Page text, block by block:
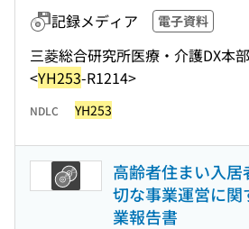
記録メディア 電子資料
三菱総合研究所医療・介護DX本部
<YH253-R1214>
NDLC YH253
高齢者住まい入
切な事業運営に
業報告書